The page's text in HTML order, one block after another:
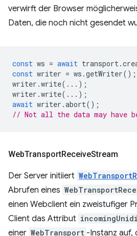
verwirft der Browser
Daten, die noch nicht gesendet
const ws = await transport.
const writer = ws .getWriter();
writer .write(...);
writer .write(...);
await writer .abort();
// Not all the data may have
WebTransportReceiveStream
Der Server initiiert
Abrufen eines
einen Webclient ein zweistufiger
Client das Attribut
einer WebTransport -Instanz auf,